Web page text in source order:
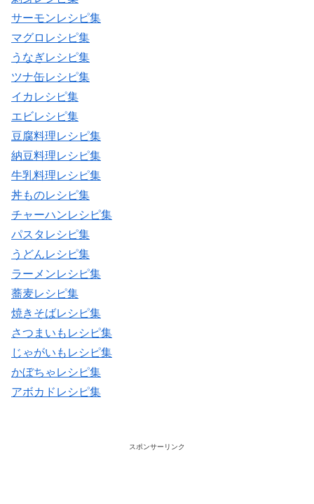
サーモンレシピ集
マグロレシピ集
うなぎレシピ集
ツナ缶レシピ集
イカレシピ集
エビレシピ集
豆腐料理レシピ集
納豆料理レシピ集
牛乳料理レシピ集
丼ものレシピ集
チャーハンレシピ集
パスタレシピ集
うどんレシピ集
ラーメンレシピ集
蕎麦レシピ集
焼きそばレシピ集
さつまいもレシピ集
じゃがいもレシピ集
かぼちゃレシピ集
アボカドレシピ集
スポンサーリンク